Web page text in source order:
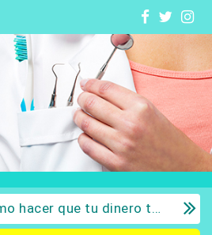
que tu dinero trabaje para ti: Del ahorro a la inversión con sentido común.